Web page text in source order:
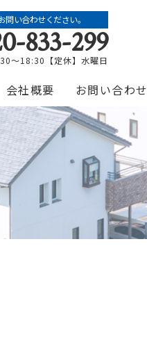
問い合わせください。
833-299
～18:30【定休】水曜日
会社概要 お問い合わせ